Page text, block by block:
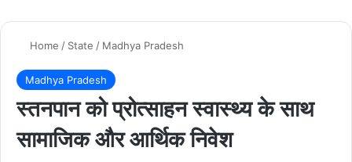
Home / State / Madhya Pradesh
Madhya Pradesh
स्तनपान को प्रोत्साहन स्वास्थ्य के साथ
सामाजिक और आर्थिक निवेश